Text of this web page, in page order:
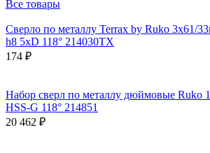
Все товары
Сверло по металлу Terrax by Ruko 3x61/
h8 5xD 118° 214030TX
174 ₽
Набор сверл по металлу дюймовые Ruko
HSS-G 118° 214851
20 462 ₽